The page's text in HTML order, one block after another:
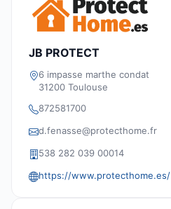
JB PROTECT
6 impasse marthe condat
31200 Toulouse
872581700
d.fenasse@protecthome.fr
538 282 039 00014
https://www.protecthome.es/